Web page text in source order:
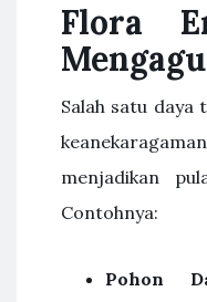
Flora
Salah satu daya
menjadikan
Contohnya:
Pohon